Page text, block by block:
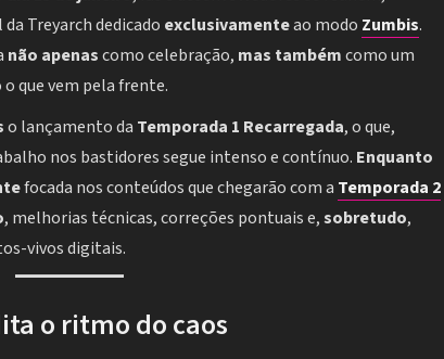
Treyarch dedicado exclusivamenteao modo Zumbis.
não apenascomo celebração, mas tambémcomo um
que vem pela frente.
o lançamento da Temporada 1 Recarregada, o que,
nos bastidores segue intenso e contínuo. Enquanto
focada nos conteúdos que chegarão com a Temporada 2
, melhorias técnicas, correções pontuais e,sobretudo,
vivos digitais.
o ritmo do caos